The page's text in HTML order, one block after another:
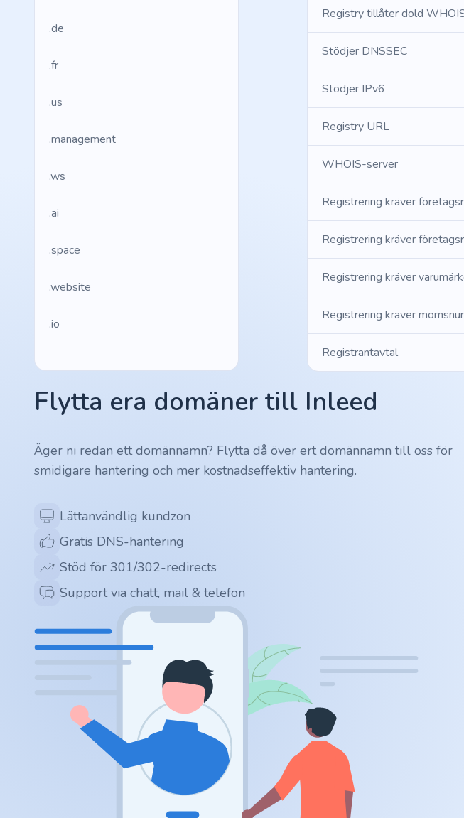
.de
.fr
.us
.management
.ws
.ai
.space
.website
.io
.vc
.network
.app
.zone
.co
.online
Registry tillåter dold
Stödjer DNSSEC
Stödjer IPv6
Registry URL
WHOIS-server
Registrering kräver
Registrering kräver
Registrering kräver
Registrering kräver
Registrantavtal
Flytta era domäner till Inleed
Äger ni redan ett domännamn? Flytta då över ert domännamn till oss för
smidigare hantering och mer kostnadseffektiv hantering.
Lättanvändlig kundzon
Gratis DNS-hantering
Stöd för 301/302-redirects
Support via chatt, mail & telefon